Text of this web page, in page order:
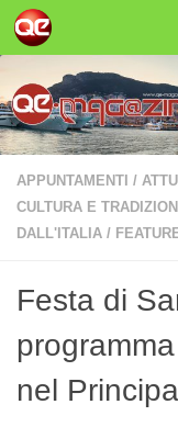
Salta al contenuto
APPUNTAMENTI /
CULTURA E TRADIZIONI
DALL'ITALIA /
Festa di
nel